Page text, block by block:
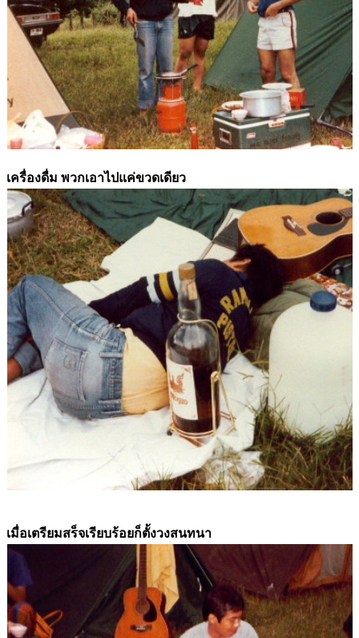
เครื่องดื่ม พวกเอาไปแค่ขวดเดียว
เมื่อเตรียมสร็จเรียบร้อยก็ตั้งวงสนทนา